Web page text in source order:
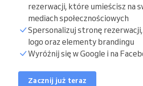
rezerwacji, które umieścisz na
mediach społecznościowych
Spersonalizuj stronę rezerwacji,
logo oraz elementy brandingu
Wyróżnij się w Google i na
Zacznij już teraz